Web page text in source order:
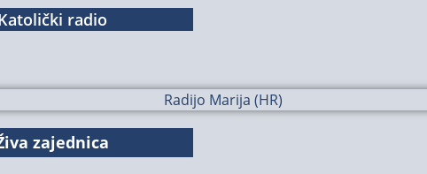
radio
zajednica